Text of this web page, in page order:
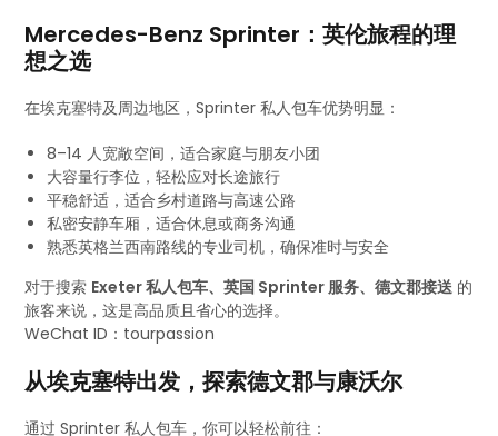
Mercedes-Benz Sprinter：英伦旅程的理
想之选
在埃克塞特及周边地区，Sprinter 私人包车优势明显：
8–14 人宽敞空间，适合家庭与朋友小团
大容量行李位，轻松应对长途旅行
平稳舒适，适合乡村道路与高速公路
私密安静车厢，适合休息或商务沟通
熟悉英格兰西南路线的专业司机，确保准时与安全
对于搜索 Exeter 私人包车、英国 Sprinter 服务、德文郡接送 的
旅客来说，这是高品质且省心的选择。
WeChat ID：tourpassion
从埃克塞特出发，探索德文郡与康沃尔
通过 Sprinter 私人包车，你可以轻松前往：